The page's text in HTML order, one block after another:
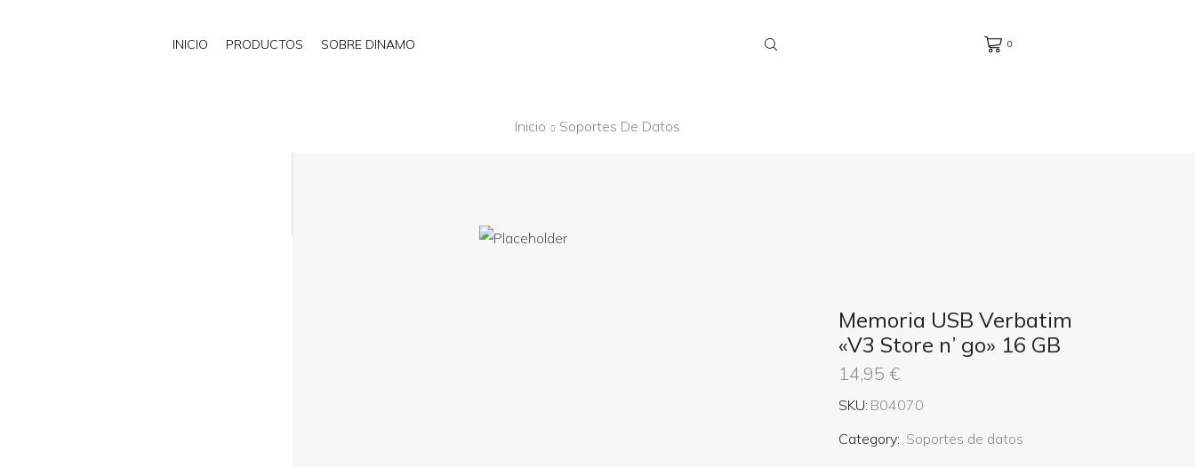
INICIO PRODUCTOS SOBRE DINAMO 0
Inicio Soportes De Datos
Memoria USB Verbatim
«V3 Store n’ go» 16 GB
14,95 €
SKU: B04070
Category: Soportes de datos